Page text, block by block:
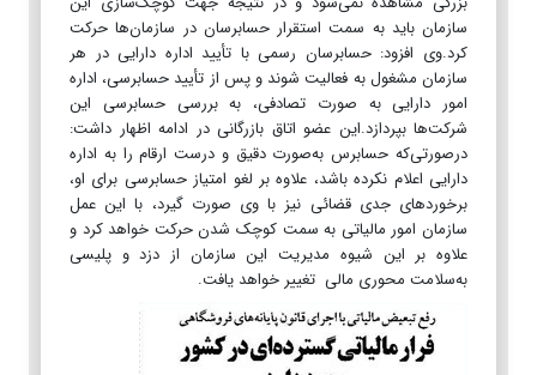
سازمان باید به سمت استقرار حسابرسان در سازمان‌ها حرکت
کرد.وی افزود: حسابرسان رسمی با تأیید اداره دارایی در هر
سازمان مشغول به فعالیت شوند و پس از تأیید حسابرسی، اداره
امور دارایی به صورت تصادفی، به بررسی حسابرسی این
شرکت‌ها بپردازد.این عضو اتاق بازرگانی در ادامه اظهار داشت:
درصورتی‌که حسابرس به‌صورت دقیق و درست ارقام را به اداره
دارایی اعلام نکرده باشد، علاوه بر لغو امتیاز حسابرسی برای او،
برخورد‌های جدی قضائی نیز با وی صورت گیرد، با این عمل
سازمان امور مالیاتی به سمت کوچک شدن حرکت خواهد کرد و
علاوه بر این شیوه مدیریت این سازمان از دزد و پلیسی
به‌سلامت محوری مالی تغییر خواهد یافت.